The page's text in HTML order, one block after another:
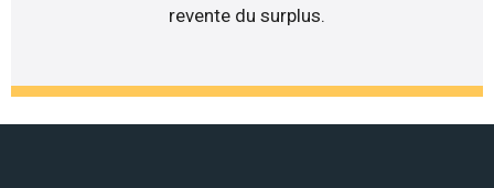
revente du surplus.